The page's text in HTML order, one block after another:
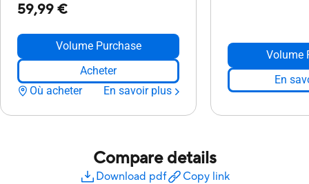
59,99 €
Volume Purchase
Acheter
Où acheter
En savoir plus
Volume
En
Compare details
Download pdf Copy link